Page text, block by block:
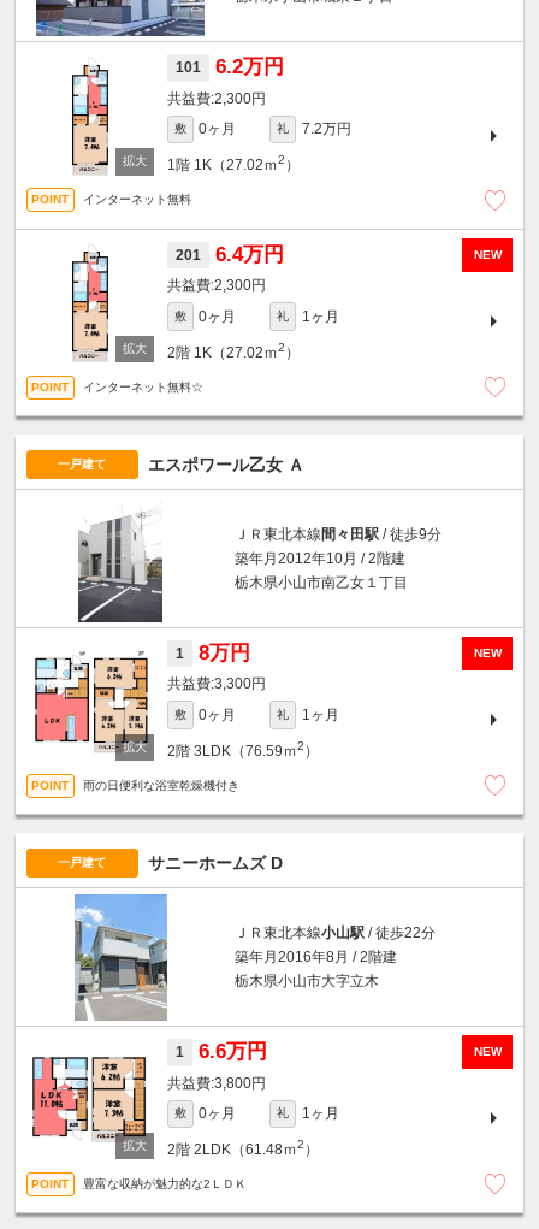
101 6.2万円
2,300円
敷 0ヶ月 礼 7.2万円
1階 1K（27.02ｍ2 ）
インターネット無料
NEW
201 6.4万円
2,300円
敷 0ヶ月 礼 1ヶ月
2階 1K（27.02ｍ2 ）
インターネット無料☆
一戸建て エスポワール乙女 Ａ
ＪＲ東北本線 間々田駅 / 徒歩9分
築年月2012年10月 / 2階建
栃木県小山市南乙女１丁目
NEW
1 8万円
3,300円
敷 0ヶ月 礼 1ヶ月
2階 3LDK（76.59ｍ2 ）
雨の日便利な浴室乾燥機付き
一戸建て サニーホームズ D
ＪＲ東北本線小山駅 / 徒歩22分
築年月2016年8月 / 2階建
栃木県小山市大字立木
NEW
1 6.6万円
3,800円
敷 0ヶ月 礼 1ヶ月
2階 2LDK（61.48ｍ2 ）
豊富な収納が魅力的な2ＬＤＫ